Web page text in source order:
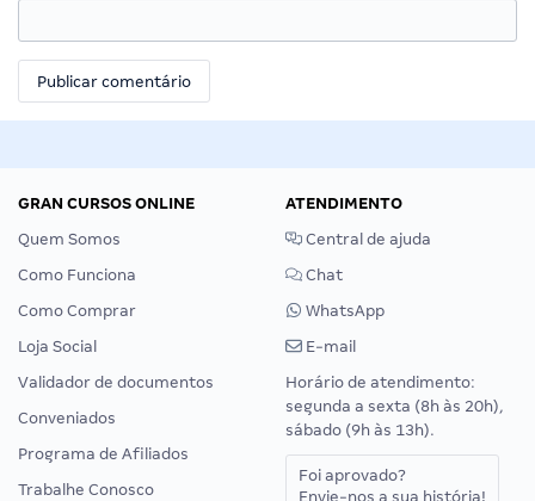
GRAN CURSOS ONLINE
Quem Somos
Como Funciona
Como Comprar
Loja Social
Validador de documentos
Conveniados
Programa de Afiliados
Trabalhe Conosco
ATENDIMENTO
Central de ajuda
Chat
WhatsApp
E-mail
Horário de atendimento:
segunda a sexta (8h às 20h),
sábado (9h às 13h).
Foi aprovado?
Envie-nos a sua história!